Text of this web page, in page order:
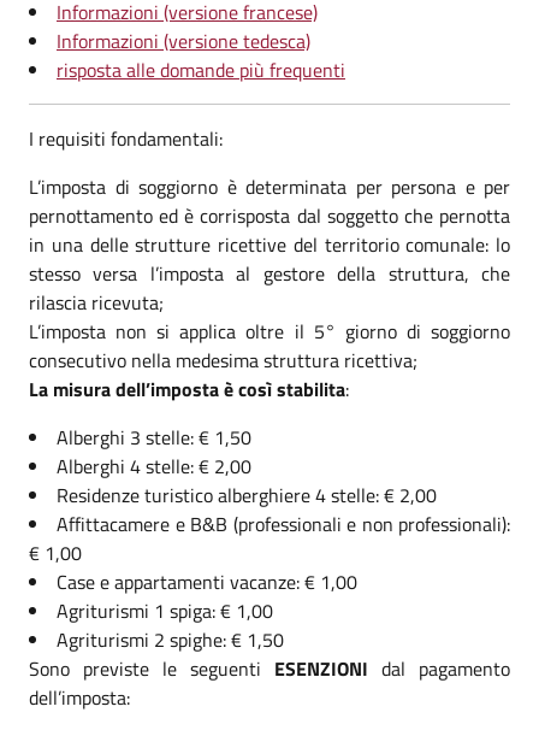
Informazioni (versione francese)
Informazioni (versione tedesca)
risposta alle domande più frequenti
I requisiti fondamentali:
L’imposta di soggiorno è determinata per persona e per
pernottamento ed è corrisposta dal soggetto che pernotta
in una delle strutture ricettive del territorio comunale: lo
stesso versa l’imposta al gestore della struttura, che
rilascia ricevuta;
L’imposta non si applica oltre il 5° giorno di soggiorno
consecutivo nella medesima struttura ricettiva;
La misura dell’imposta è così stabilita:
Alberghi 3 stelle: € 1,50
Alberghi 4 stelle: € 2,00
Residenze turistico alberghiere 4 stelle: € 2,00
Affittacamere e B&B (professionali e non professionali):
€ 1,00
Case e appartamenti vacanze: € 1,00
Agriturismi 1 spiga: € 1,00
Agriturismi 2 spighe: € 1,50
Sono previste le seguenti ESENZIONI dal pagamento
dell’imposta: